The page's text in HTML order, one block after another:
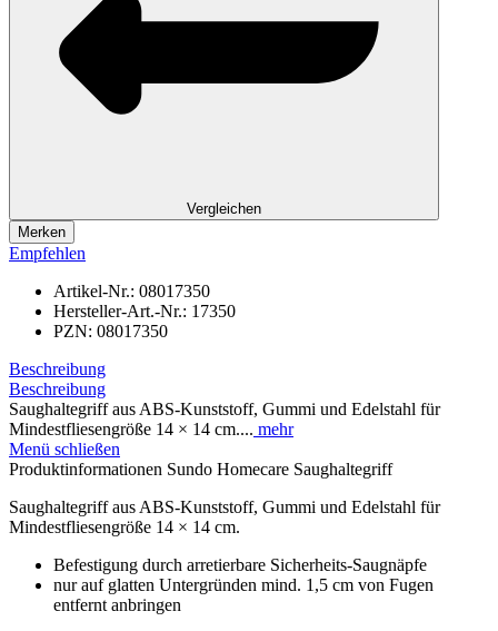
Vergleichen
Merken
Empfehlen
Artikel-Nr.: 08017350
Hersteller-Art.-Nr.: 17350
PZN: 08017350
Beschreibung
Beschreibung
Saughaltegriff aus ABS-Kunststoff, Gummi und Edelstahl für
Mindestfliesengröße 14 × 14 cm.... mehr
Menü schließen
Produktinformationen Sundo Homecare Saughaltegriff
Saughaltegriff aus ABS-Kunststoff, Gummi und Edelstahl für
Mindestfliesengröße 14 × 14 cm.
Befestigung durch arretierbare Sicherheits-Saugnäpfe
nur auf glatten Untergründen mind. 1,5 cm von Fugen
entfernt anbringen